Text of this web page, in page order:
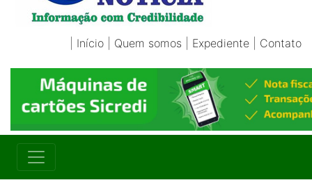
Início Quem somos Expediente Contato